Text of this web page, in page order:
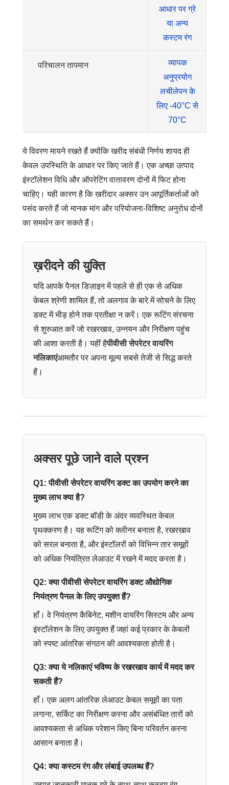
आधार पर ग्रे
या अन्य
कस्टम रंग
परिचालन तापमान
व्यापक
अनुप्रयोग
लचीलेपन के
लिए -40°C से
70°C
ये विवरण मायने रखते हैं क्योंकि खरीद संबंधी निर्णय शायद ही
केवल उपस्थिति के आधार पर किए जाते हैं। एक अच्छा उत्पाद
इंस्टॉलेशन विधि और ऑपरेटिंग वातावरण दोनों में फिट होना
चाहिए। यही कारण है कि खरीदार अक्सर उन आपूर्तिकर्ताओं को
पसंद करते हैं जो मानक मांग और परियोजना-विशिष्ट अनुरोध दोनों
का समर्थन कर सकते हैं।
ख़रीदने की युक्ति
यदि आपके पैनल डिज़ाइन में पहले से ही एक से अधिक
केबल श्रेणी शामिल हैं, तो अलगाव के बारे में सोचने के लिए
डक्ट में भीड़ होने तक प्रतीक्षा न करें। एक रूटिंग संरचना
से शुरुआत करें जो रखरखाव, उन्नयन और निरीक्षण पहुंच
की आशा करती है। यहीं हैपीवीसी सेपरेटर वायरिंग
नलिकाएंआमतौर पर अपना मूल्य सबसे तेजी से सिद्ध करते
हैं।
अक्सर पूछे जाने वाले प्रश्न
Q1: पीवीसी सेपरेटर वायरिंग डक्ट का उपयोग करने का
मुख्य लाभ क्या है?
मुख्य लाभ एक डक्ट बॉडी के अंदर व्यवस्थित केबल
पृथक्करण है। यह रूटिंग को क्लीनर बनाता है, रखरखाव
को सरल बनाता है, और इंस्टॉलरों को विभिन्न तार समूहों
को अधिक नियंत्रित लेआउट में रखने में मदद करता है।
Q2: क्या पीवीसी सेपरेटर वायरिंग डक्ट औद्योगिक
नियंत्रण पैनल के लिए उपयुक्त हैं?
हाँ। वे नियंत्रण कैबिनेट, मशीन वायरिंग सिस्टम और अन्य
इंस्टॉलेशन के लिए उपयुक्त हैं जहां कई प्रकार के केबलों
को स्पष्ट आंतरिक संगठन की आवश्यकता होती है।
Q3: क्या ये नलिकाएं भविष्य के रखरखाव कार्य में मदद कर
सकती हैं?
हाँ। एक अलग आंतरिक लेआउट केबल समूहों का पता
लगाना, सर्किट का निरीक्षण करना और असंबंधित तारों को
आवश्यकता से अधिक परेशान किए बिना परिवर्तन करना
आसान बनाता है।
Q4: क्या कस्टम रंग और लंबाई उपलब्ध हैं?